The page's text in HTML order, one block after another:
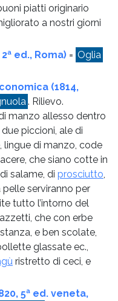
piatti originario
a nostri giorni
ed., Roma) = Oglia
(1814,
. Rilievo.
manzo allesso dentro
piccioni, ale di
lingue di manzo, code
che siano cotte in
salame, di prosciutto,
serviranno per
tutto l’intorno del
che con erbe
e ben scolate,
glassate ec.,
ristretto di ceci, e
5ª ed. veneta,